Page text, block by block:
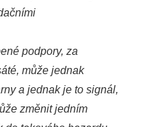
podpory, za
může jednak
a jednak je to signál,
změnit jedním